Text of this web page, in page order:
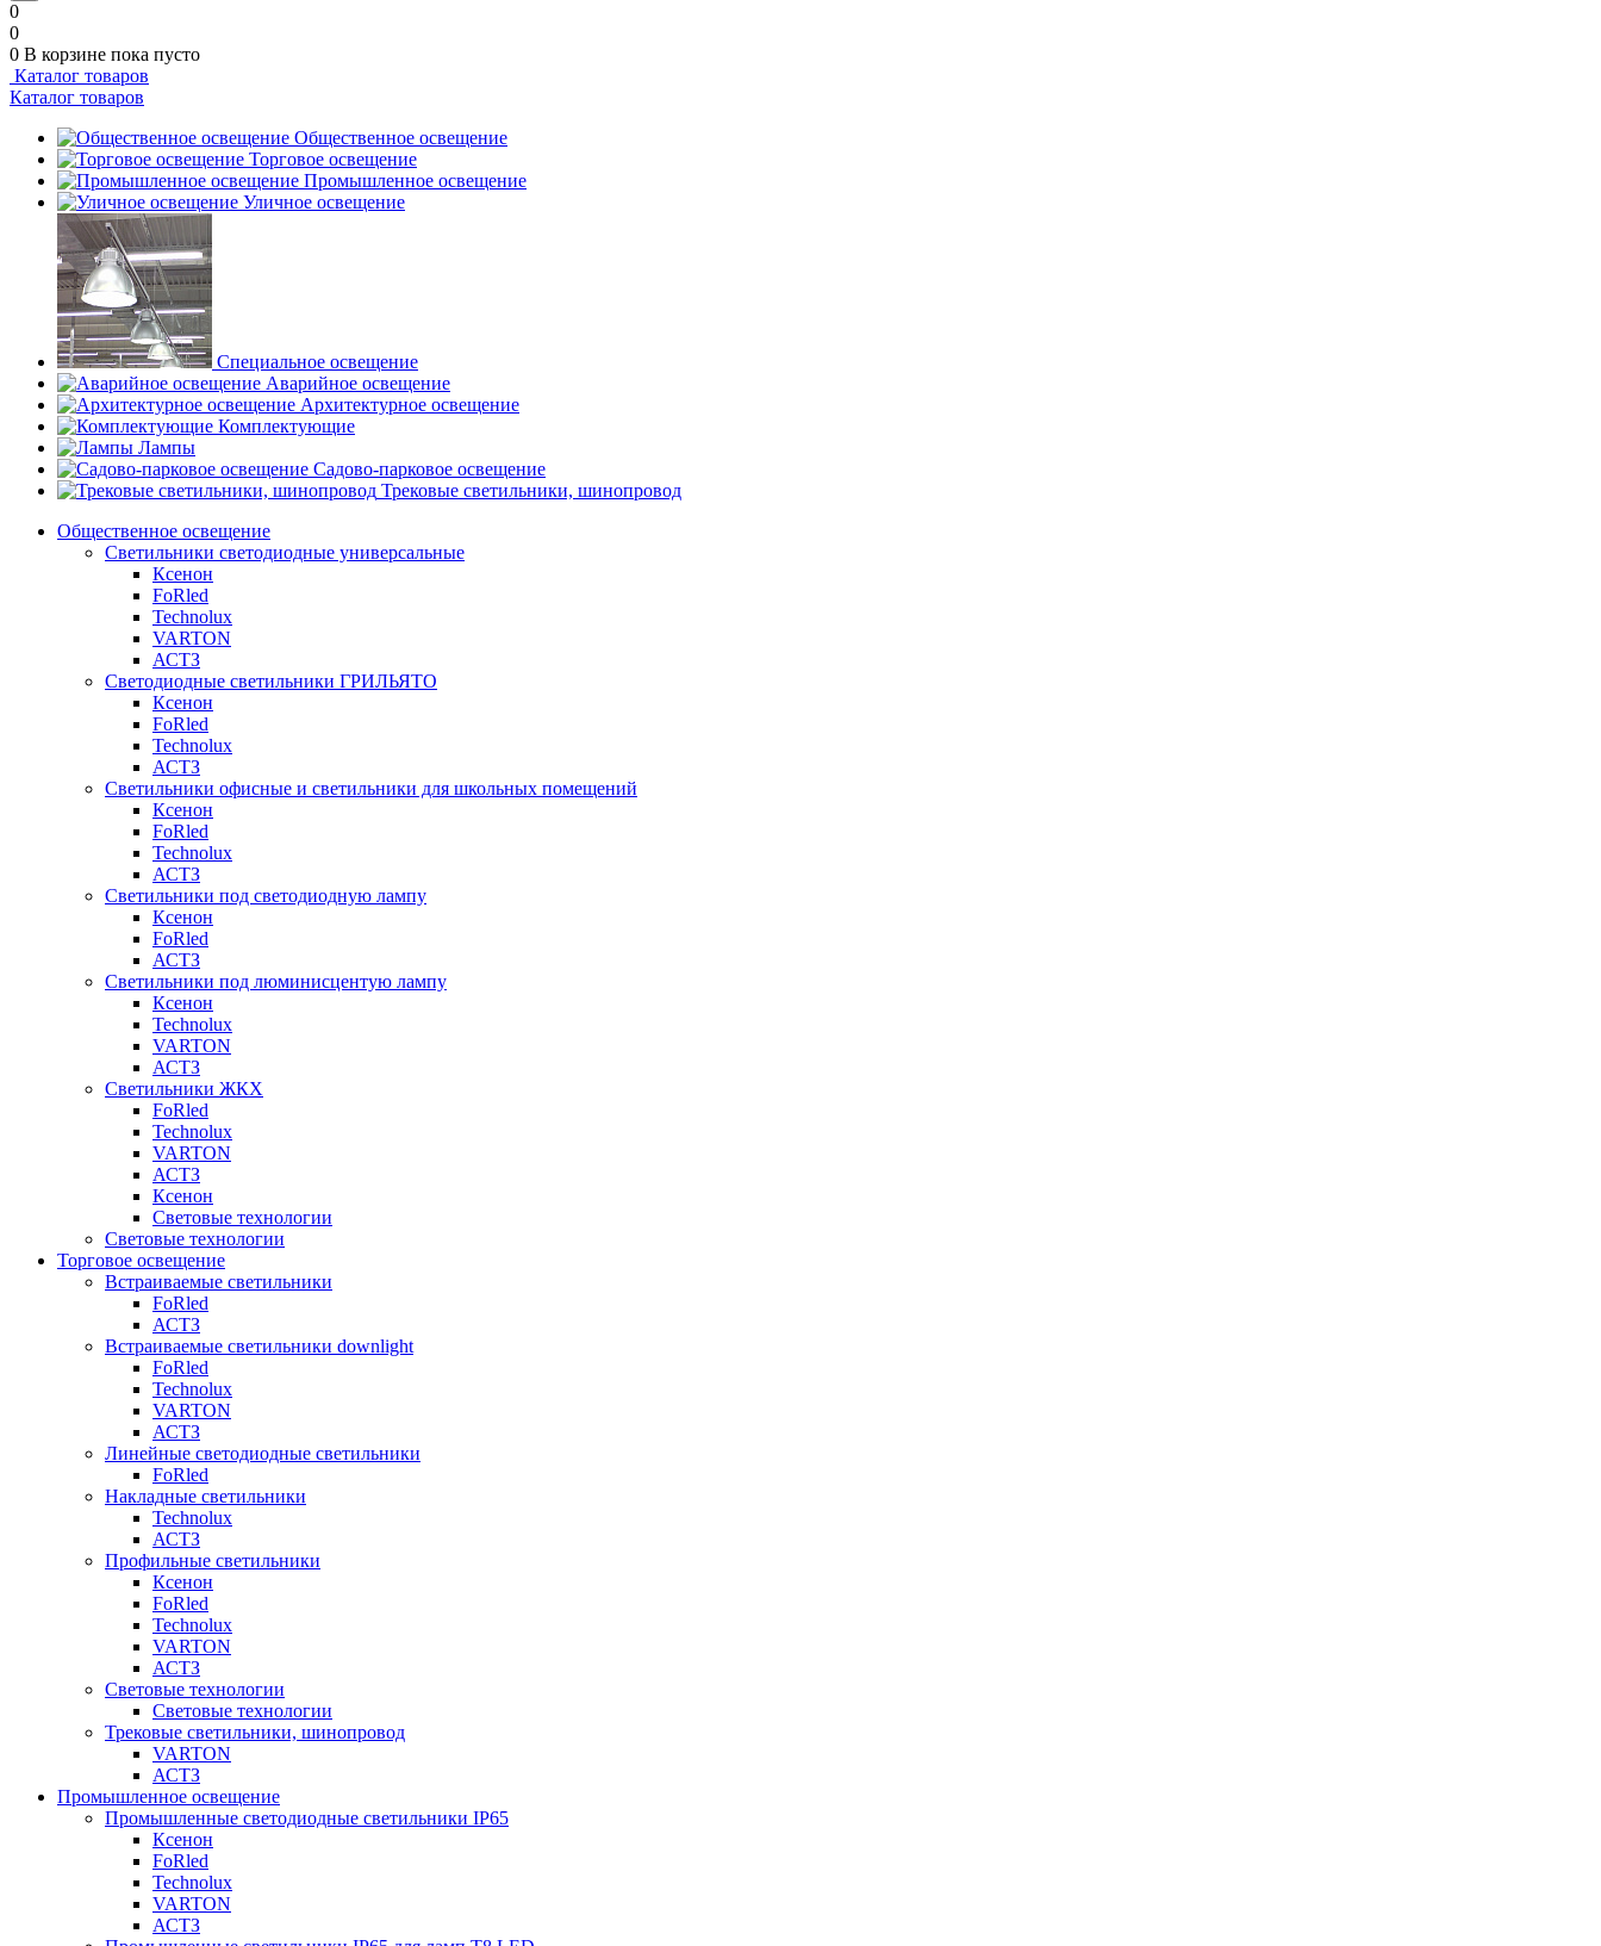
0
0
0 В корзине пока пусто
Каталог товаров
Каталог товаров
Общественное освещение
Торговое освещение
Промышленное освещение
Уличное освещение
Специальное освещение
Аварийное освещение
Архитектурное освещение
Комплектующие
Лампы
Садово-парковое освещение
Трековые светильники, шинопровод
Общественное освещение
Светильники светодиодные универсальные
Ксенон
FoRled
Technolux
VARTON
АСТЗ
Светодиодные светильники ГРИЛЬЯТО
Ксенон
FoRled
Technolux
АСТЗ
Светильники офисные и светильники для школьных помещений
Ксенон
FoRled
Technolux
АСТЗ
Светильники под светодиодную лампу
Ксенон
FoRled
АСТЗ
Светильники под люминисцентую лампу
Ксенон
Technolux
VARTON
АСТЗ
Светильники ЖКХ
FoRled
Technolux
VARTON
АСТЗ
Ксенон
Световые технологии
Световые технологии
Торговое освещение
Встраиваемые светильники
FoRled
АСТЗ
Встраиваемые светильники downlight
FoRled
Technolux
VARTON
АСТЗ
Линейные светодиодные светильники
FoRled
Накладные светильники
Technolux
АСТЗ
Профильные светильники
Ксенон
FoRled
Technolux
VARTON
АСТЗ
Световые технологии
Световые технологии
Трековые светильники, шинопровод
VARTON
АСТЗ
Промышленное освещение
Промышленные светодиодные светильники IP65
Ксенон
FoRled
Technolux
VARTON
АСТЗ